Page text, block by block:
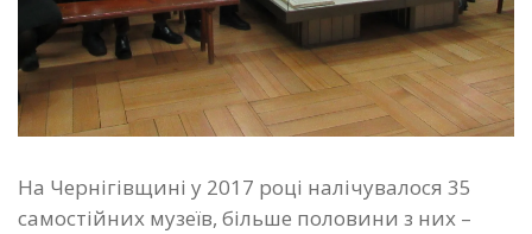
На Чернігівщині у 2017 році налічувалося 35
самостійних музеїв, більше половини з них –